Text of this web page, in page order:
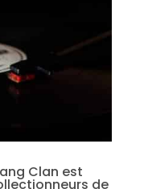
Clan est
de